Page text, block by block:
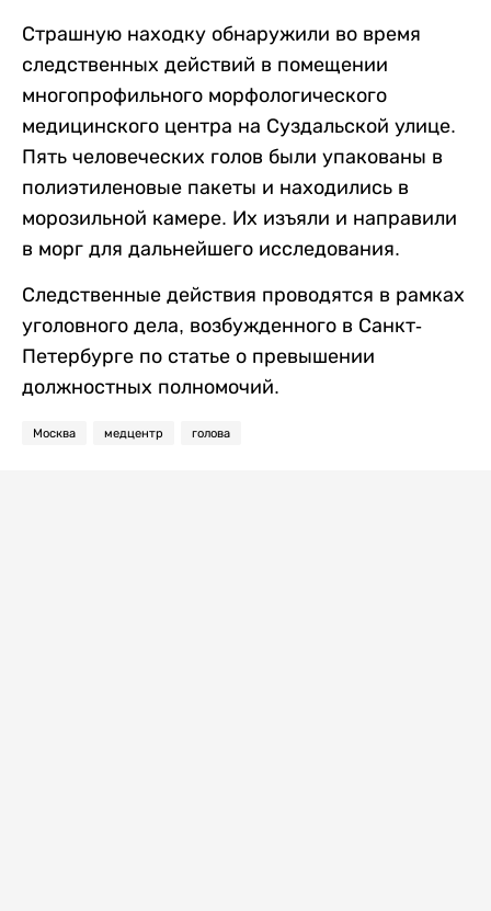
Страшную находку обнаружили во время
следственных действий в помещении
многопрофильного морфологического
медицинского центра на Суздальской улице.
Пять человеческих голов были упакованы в
полиэтиленовые пакеты и находились в
морозильной камере. Их изъяли и направили
в морг для дальнейшего исследования.
Следственные действия проводятся в рамках
уголовного дела, возбужденного в Санкт-
Петербурге по статье о превышении
должностных полномочий.
Москва медцентр голова